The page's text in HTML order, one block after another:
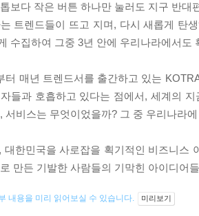
보다 작은 버튼 하나만 눌러도 지구 반
트렌드들이 뜨고 지며, 다시 새롭게 탄
수집하여 그중 3년 안에 우리나라에서
터 매년 트렌드서를 출간하고 있는
들과 호흡하고 있다는 점에서, 세계의
서비스는 무엇이었을까? 그 중 우리나라
대한민국을 사로잡을 획기적인 비즈니스
만든 기발한 사람들의 기막힌 아이디어
내용을 미리 읽어보실 수 있습니다. 미리보기